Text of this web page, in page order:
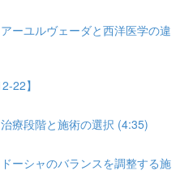
ーユルヴェーダと西洋医学の違
22】
療段階と施術の選択 (4:35)
ーシャのバランスを調整する施